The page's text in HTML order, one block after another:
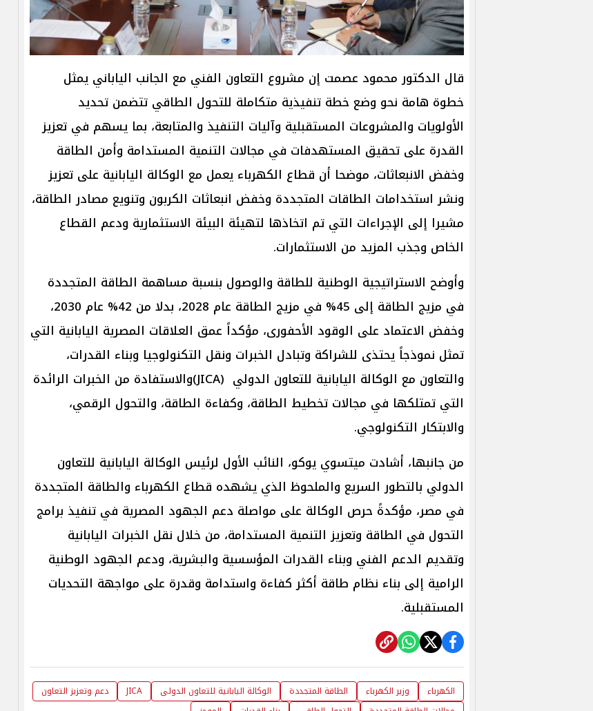
قال الدكتور محمود عصمت إن مشروع التعاون الفني مع الجانب الياباني يمثل
خطوة هامة نحو وضع خطة تنفيذية متكاملة للتحول الطاقي تتضمن تحديد
الأولويات والمشروعات المستقبلية وآليات التنفيذ والمتابعة، بما يسهم في تعزيز
القدرة على تحقيق المستهدفات في مجالات التنمية المستدامة وأمن الطاقة
وخفض الانبعاثات، موضحا أن قطاع الكهرباء يعمل مع الوكالة اليابانية على تعزيز
ونشر استخدامات الطاقات المتجددة وخفض انبعاثات الكربون وتنويع مصادر الطاقة،
مشيرا إلى الإجراءات التي تم اتخاذها لتهيئة البيئة الاستثمارية ودعم القطاع
الخاص وجذب المزيد من الاستثمارات.
وأوضح الاستراتيجية الوطنية للطاقة والوصول بنسبة مساهمة الطاقة المتجددة
في مزيج الطاقة إلى 45% في مزيج الطاقة عام 2028، بدلا من 42% عام 2030،
وخفض الاعتماد على الوقود الأحفورى، مؤكداً عمق العلاقات المصرية اليابانية التي
تمثل نموذجاً يحتذى للشراكة وتبادل الخبرات ونقل التكنولوجيا وبناء القدرات،
والتعاون مع الوكالة اليابانية للتعاون الدولي (JICA)والاستفادة من الخبرات الرائدة
التي تمتلكها في مجالات تخطيط الطاقة، وكفاءة الطاقة، والتحول الرقمي،
والابتكار التكنولوجي.
من جانبها، أشادت ميتسوي يوكو، النائب الأول لرئيس الوكالة اليابانية للتعاون
الدولي بالتطور السريع والملحوظ الذي يشهده قطاع الكهرباء والطاقة المتجددة
في مصر، مؤكدةً حرص الوكالة على مواصلة دعم الجهود المصرية في تنفيذ برامج
التحول في الطاقة وتعزيز التنمية المستدامة، من خلال نقل الخبرات اليابانية
وتقديم الدعم الفني وبناء القدرات المؤسسية والبشرية، ودعم الجهود الوطنية
الرامية إلى بناء نظام طاقة أكثر كفاءة واستدامة وقدرة على مواجهة التحديات
المستقبلية.
الكهرباء وزير الكهرباء الطاقة المتجددة الوكالة اليابانية للتعاون الدولى JICA
دعم وتعزيز التعاون